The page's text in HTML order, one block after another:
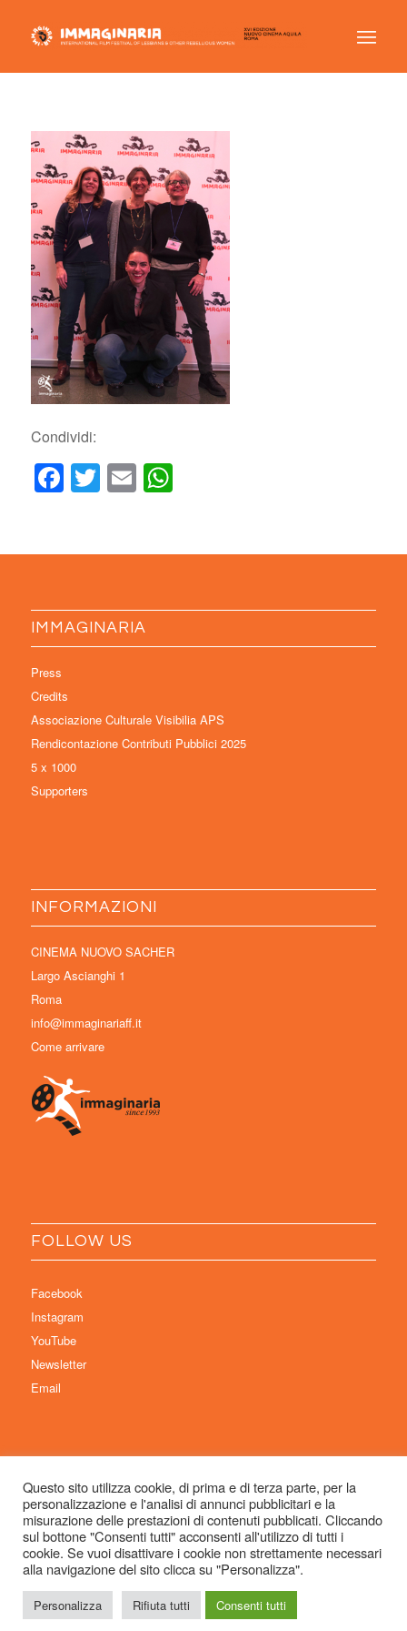
Condividi:
Facebook
Twitter
EmailWhatsApp
IMMAGINARIA
Press
Credits
Associazione Culturale Visibilia APS
Rendicontazione Contributi Pubblici 2025
5 x 1000
Supporters
INFORMAZIONI
CINEMA NUOVO SACHER
Largo Ascianghi 1
Roma
info@immaginariaff.it
Come arrivare
FOLLOW US
Facebook
Instagram
YouTube
Newsletter
Email
© Copyright 2026 Immaginaria International Film Festival - Un progetto di:
Associazione Culturale Visibilia APS – Sede legale: Studio Commercialista
Dott.ssa Michela Sabattini, via D’Azeglio 71, 40123 Bologna –
info@immaginariaff.it- Tutti i diritti riservati -Privacy Policy- Site Design:
Simple
Questo sito utilizza cookie, di prima e di terza parte, per la
personalizzazione e l'analisi di annunci pubblicitari e la
misurazione delle prestazioni di contenuti pubblicati. Cliccando
sul bottone "Consenti tutti" acconsenti all'utilizzo di tutti i
cookie. Se vuoi disattivare i cookie non strettamente necessari
alla navigazione del sito clicca su "Personalizza".
Personalizza Rifiuta tutti Consenti tutti